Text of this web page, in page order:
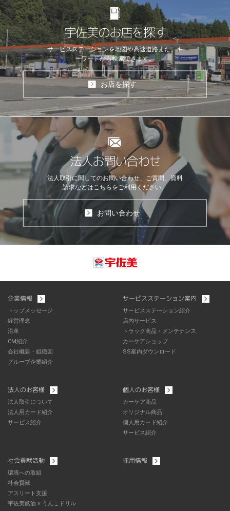
宇佐美のお店を探す
サービスステーションを地図や高速道路また、キ
ーワードから検索できます。
お店を探す
法人お問い合わせ
法人取引に関してのお問い合わせ、ご質問、資料
請求などはこちらをご利用ください。
お問い合わせ
企業情報
トップメッセージ
経営理念
沿革
CM紹介
会社概要・組織図
グループ企業紹介
サービスステーション案内
サービスステーション紹介
店内サービス
トラック商品・メンテナンス
カーケアショップ
SS案内ダウンロード
法人のお客様
法人取引について
法人用カード紹介
サービス紹介
個人のお客様
カーケア商品
オリジナル商品
個人用カード紹介
サービス紹介
社会貢献活動
環境への取組
社会貢献
アスリート支援
宇佐美鉱油 × うんこドリル
採用情報